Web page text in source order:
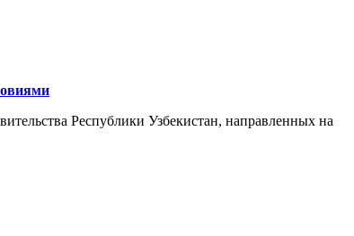
Республики Узбекистан, направленных на